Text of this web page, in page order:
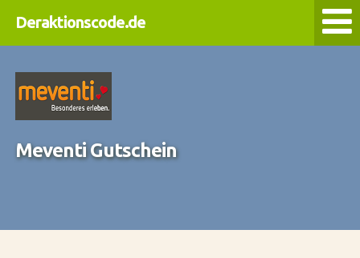
Deraktionscode.de
Meventi Gutschein